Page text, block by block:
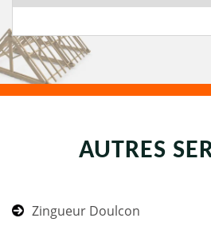
AUTRES
Zingueur Doulcon